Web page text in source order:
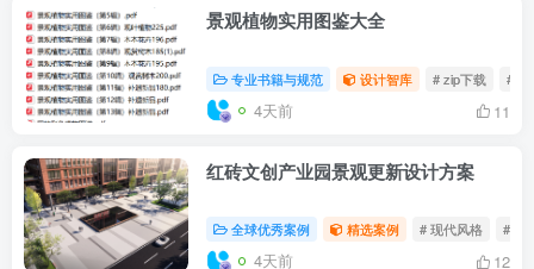
景观植物实用图鉴大全
专业书籍与规范 设计智库 # zip下载 # 文
4天前 11
红砖文创产业园景观更新设计方案
全球优秀案例 精选案例 # 现代风格 # 重
4天前 12